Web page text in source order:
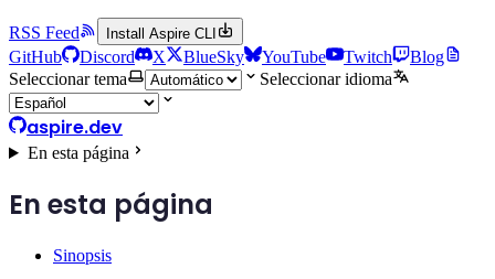
RSS Feed Install Aspire CLI
GitHub Discord X BlueSky YouTube Twitch
Blog
Seleccionar tema
Seleccionar idioma
aspire.dev
En esta página
En esta página
Sinopsis